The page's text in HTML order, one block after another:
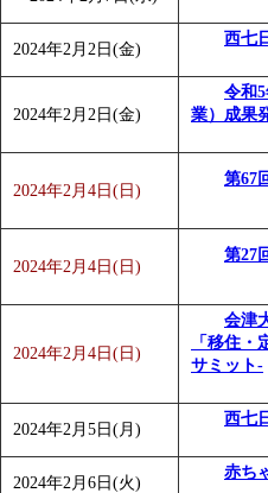
「みなづる号乗車体験イ
「堂島地区歴史ウオー
みなづる号乗車体験
皆鶴姫のこびる塾～
「みなづる号乗車体験
2024年2月2日(金)
西七
2024年2月2日(金)
令和
業）成果
2024年2月4日(日)
第67
2024年2月4日(日)
第27
2024年2月4日(日)
会津
「移住
サミット-
2024年2月5日(月)
西七
2024年2月6日(火)
赤ち